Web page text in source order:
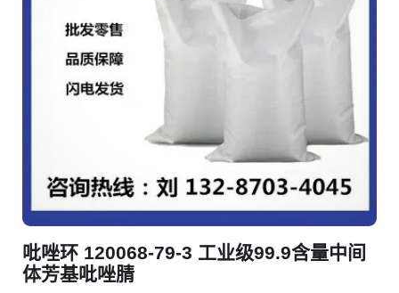
吡唑环 120068-79-3 工业级99.9含量中间
体芳基吡唑腈